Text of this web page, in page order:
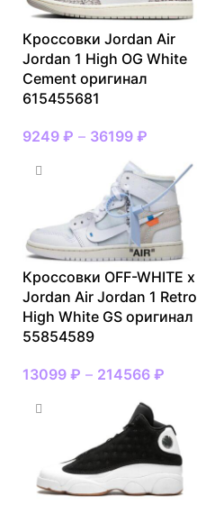
Кроссовки Jordan Air
Jordan 1 High OG White
Cement оригинал
615455681
9249 ₽ – 36199 ₽
Кроссовки OFF-WHITE x
Jordan Air Jordan 1 Retro
High White GS оригинал
55854589
13099 ₽ – 214566 ₽